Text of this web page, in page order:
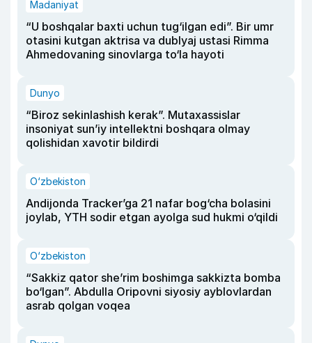
Madaniyat
“U boshqalar baxti uchun tug‘ilgan edi”. Bir umr
otasini kutgan aktrisa va dublyaj ustasi Rimma
Ahmedovaning sinovlarga to‘la hayoti
Dunyo
“Biroz sekinlashish kerak”. Mutaxassislar
insoniyat sun’iy intellektni boshqara olmay
qolishidan xavotir bildirdi
O‘zbekiston
Andijonda Tracker’ga 21 nafar bog‘cha bolasini
joylab, YTH sodir etgan ayolga sud hukmi o‘qildi
O‘zbekiston
“Sakkiz qator she’rim boshimga sakkizta bomba
bo‘lgan”. Abdulla Oripovni siyosiy ayblovlardan
asrab qolgan voqea